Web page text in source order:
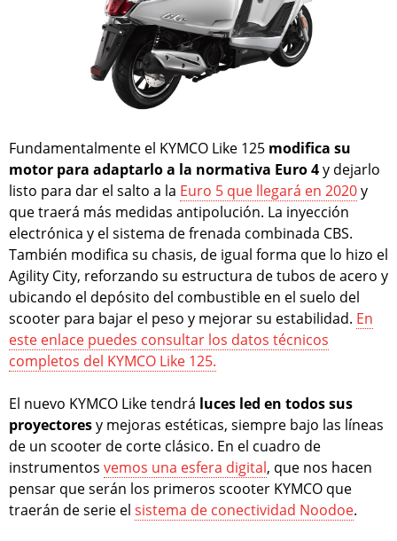
Fundamentalmente el KYMCO Like 125 modifica su
motor para adaptarlo a la normativa Euro 4y dejarlo
listo para dar el salto a la Euro 5 que llegará en 2020y
que traerá más medidas antipolución. La inyección
electrónica y el sistema de frenada combinada CBS.
También modifica su chasis, de igual forma que lo hizo el
Agility City, reforzando su estructura de tubos de acero y
ubicando el depósito del combustible en el suelo del
scooter para bajar el peso y mejorar su estabilidad. En
este enlace puedes consultar los datos técnicos
completos del KYMCO Like 125.
El nuevo KYMCO Like tendrá luces led en todos sus
proyectoresy mejoras estéticas, siempre bajo las líneas
de un scooter de corte clásico. En el cuadro de
instrumentos vemos una esfera digital, que nos hacen
pensar que serán los primeros scooter KYMCO que
traerán de serie el sistema de conectividad Noodoe.